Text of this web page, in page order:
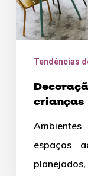
Tendências
crianças
espaços